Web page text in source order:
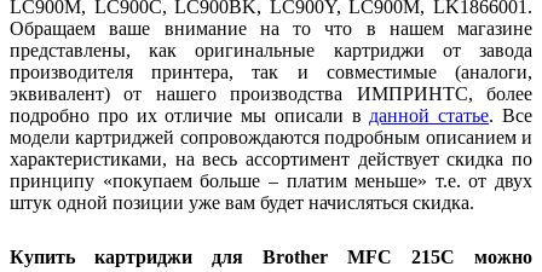
LC900M, LC900C, LC900BK, LC900Y, LC900M, LK1866001.
Обращаем ваше внимание на то что в нашем магазине
представлены, как оригинальные картриджи от завода
производителя принтера, так и совместимые (аналоги,
эквивалент) от нашего производства ИМПРИНТС, более
подробно про их отличие мы описали в данной статье. Все
модели картриджей сопровождаются подробным описанием и
характеристиками, на весь ассортимент действует скидка по
принципу «покупаем больше – платим меньше» т.е. от двух
штук одной позиции уже вам будет начисляться скидка.
Купить картриджи для Brother MFC 215C можно